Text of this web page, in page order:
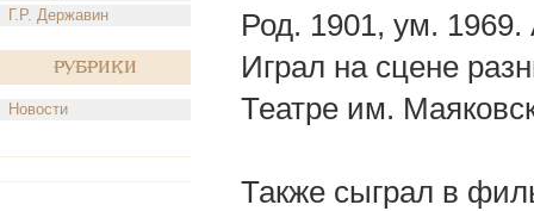
Г.Р. Державин
Рубрики
Новости
Род. 1901, ум. 1969.
Играл на сцене
Театре им.
Также сыграл в